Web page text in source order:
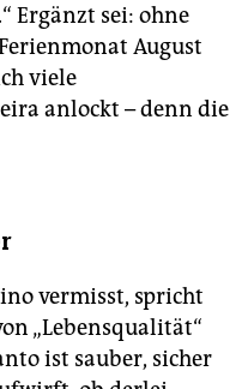
Ergänzt sei: ohne
August
viele
anlockt – denn die
vermisst, spricht
„Lebensqualität“
ist sauber, sicher